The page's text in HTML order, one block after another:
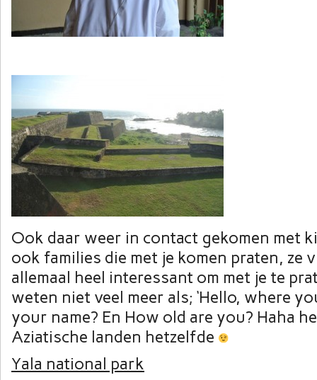
Ook daar weer in contact gekomen met
ook families die met je komen praten, ze
allemaal heel interessant om met je te
weten niet veel meer als; ‘Hello, where
your name? En How old are you? Haha
Aziatische landen hetzelfde
Yala national park